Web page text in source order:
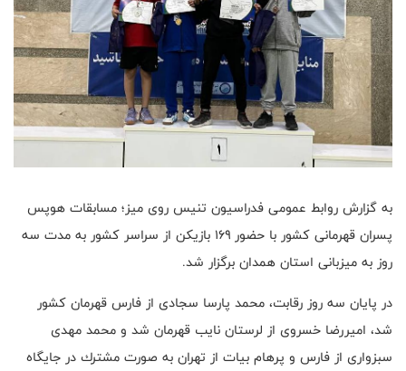
به گزارش روابط عمومى فدراسيون تنيس روى ميز؛ مسابقات هوپس
پسران قهرمانى کشور با حضور ۱۶۹ بازیکن از سراسر كشور به مدت سه
روز به ميزبانى استان همدان برگزار شد.
در پايان سه روز رقابت، محمد پارسا سجادی از فارس قهرمان کشور
شد، امیررضا خسروی از لرستان نايب قهرمان شد و محمد مهدی
سبزواری از فارس و پرهام بیات از تهران به صورت مشترك در جايگاه